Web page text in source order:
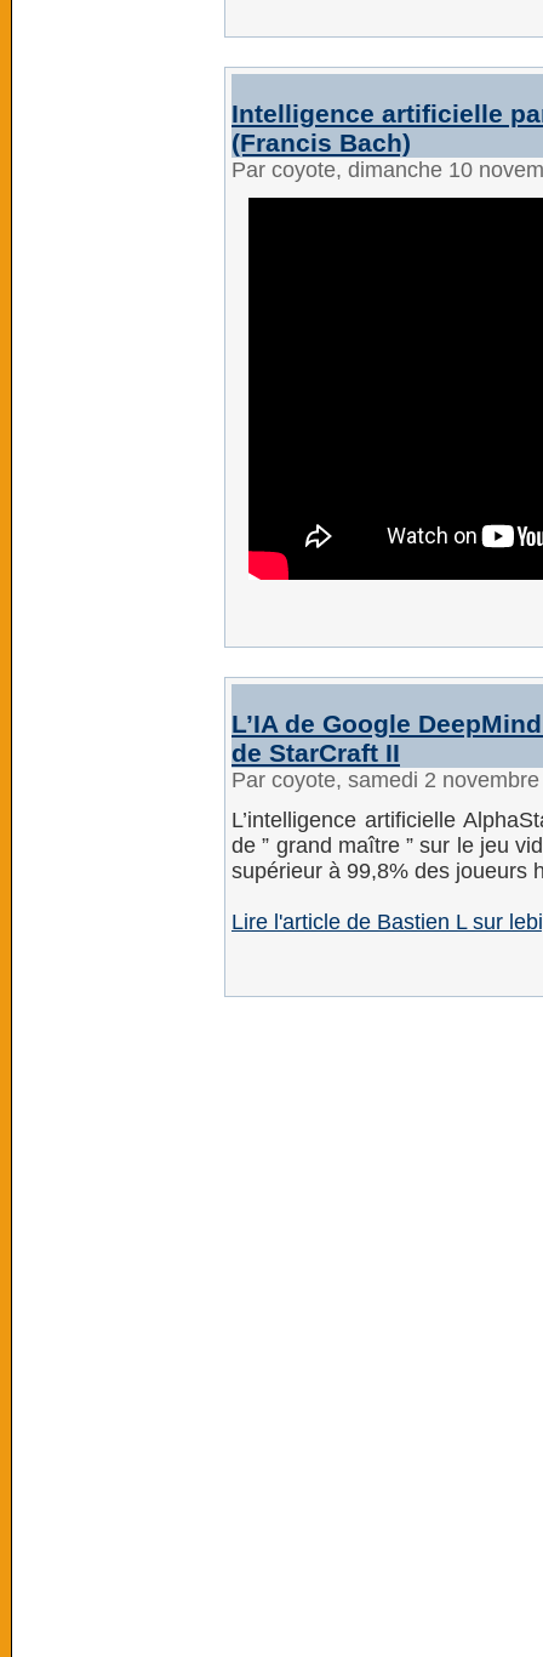
Intelligence artificielle
(Francis Bach)
Par coyote, dimanche 10
L’IA de Google
de StarCraft II
Par coyote, samedi 2
L’intelligence artificielle
de ” grand maître ” sur le jeu
supérieur à 99,8% des joueurs
Lire l'article de Bastien L sur